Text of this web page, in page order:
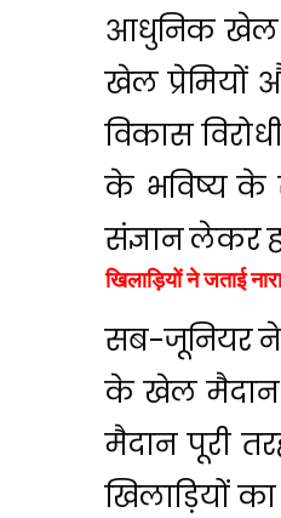
आधुनिक खेल
खेल प्रेमियों
विकास
के भविष्य के
संज्ञान लेकर
खिलाड़ियों ने जताई
सब-जूनियर
के खेल मैदान
मैदान पूरी
खिलाड़ियों